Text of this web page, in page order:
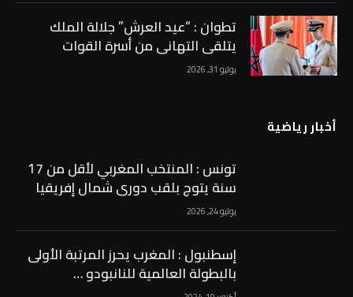
تطوان : “عيد العرش” جلالة الملك
يتلقى التهاني من أسرة القوات
المسلحة الملكية …
يوليو 31, 2026
أخبار رياضية
تونس : المنتخب المغربي لأقل من 17
سنة يتوج بلقب دوري شمال إفريقيا
بعد فوز مثير على أصحاب الأرض …
يوليو 24, 2026
إسطنبول : المغرب يحرز المرتبة الأولى
بالبطولة العالمية للنانبودو …